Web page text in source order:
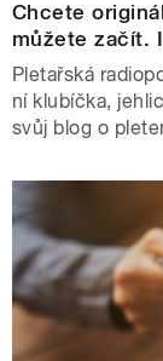
Chcete
můžete začít.
Pletařská
ní klubíčka,
svůj blog o